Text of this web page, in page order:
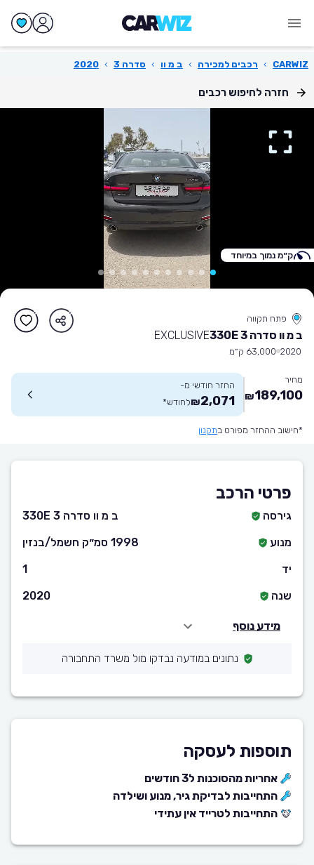
CARWIZ
› רכבים למכירה › ב מ וו › סדרה 3 ›
2020
חזרה לחיפוש רכבים
ק״מ נמוך במיוחד
פתח תקווה
ב מ וו סדרה 3 330E EXCLUSIVE
2020 63,000 ק״מ
מחיר
189,100
₪
החזר חודשי מ-
2,071
₪לחודש*
*חישוב ההחזר מפורט בתקנון
פרטי הרכב
גירסה
ב מ וו סדרה 3 330E
מנוע
1998 סמ״ק חשמל/בנזין
יד
1
שנה
2020
מידע נוסף
נתונים במודעה נבדקו מול משרד התחבורה
תוספות לעסקה
אחריות מהסוכנות ל3 חודשים
התחייבות לבדיקת גיר, מנוע ושילדה
התחייבות לטרייד אין עתידי